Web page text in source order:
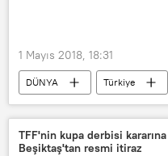
1 Mayıs 2018, 18:31
DÜNYA Türkiye
TÜRKİYE
İstanbul
Atatürk Havalimanı
TFF'nin kupa derbisi kararına
Beşiktaş'tan resmi itiraz